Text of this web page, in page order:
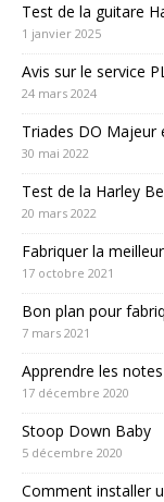
Test de la guitare
1 janvier 2025
Avis sur le service
24 mars 2024
Triades DO Majeur
30 mai 2022
Test de la Harley
20 mars 2022
Fabriquer la
17 octobre 2021
Bon plan pour
7 mars 2021
Apprendre les
17 décembre 2020
Stoop Down Baby
5 décembre 2020
Comment installer